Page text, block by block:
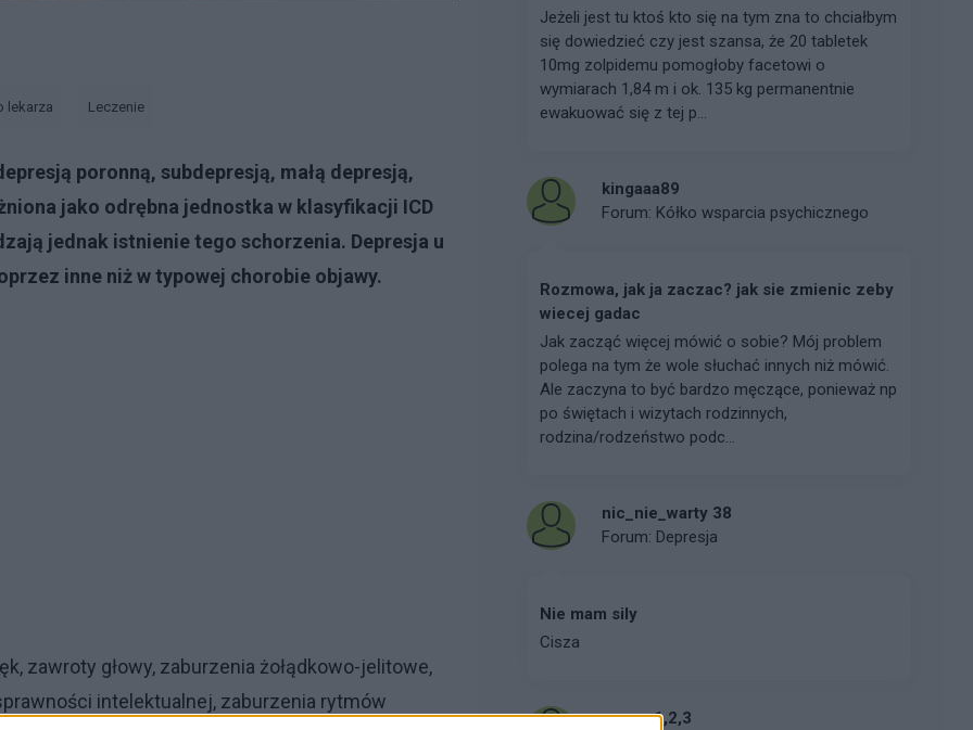
lekarza Leczenie
poronną, subdepresją, małą depresją,
jako odrębna jednostka w klasyfikacji ICD
jednak istnienie tego schorzenia. Depresja u
inne niż w typowej chorobie objawy.
zawroty głowy, zaburzenia żołądkowo-jelitowe,
intelektualnej, zaburzenia rytmów
Jeżeli jest tu ktoś kto się na tym zna to chciałbym
się dowiedzieć czy jest szansa, że 20 tabletek
10mg zolpidemu pomogłoby facetowi o
wymiarach 1,84 m i ok. 135 kg permanentnie
ewakuować się z tej p...
kingaaa89
Forum: Kółko wsparcia psychicznego
Rozmowa, jak ja zaczac? jak sie zmienic zeby
wiecej gadac
Jak zacząć więcej mówić o sobie? Mój problem
polega na tym że wole słuchać innych niż mówić.
Ale zaczyna to być bardzo męczące, ponieważ np
po świętach i wizytach rodzinnych,
rodzina/rodzeństwo podc...
nic_nie_warty 38
Forum: Depresja
Nie mam sily
Cisza
gregor1,2,3